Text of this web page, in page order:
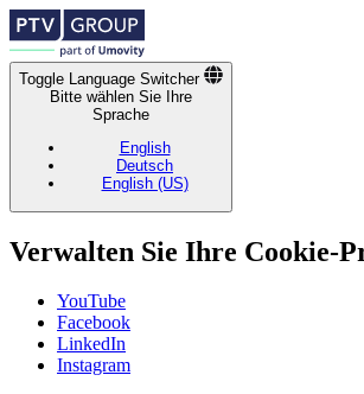
Toggle Language Switcher
Bitte wählen Sie Ihre
Sprache
English
Deutsch
English (US)
Verwalten Sie Ihre Cookie-
Footer
Socials
Links
YouTube
Facebook
LinkedIn
Instagram